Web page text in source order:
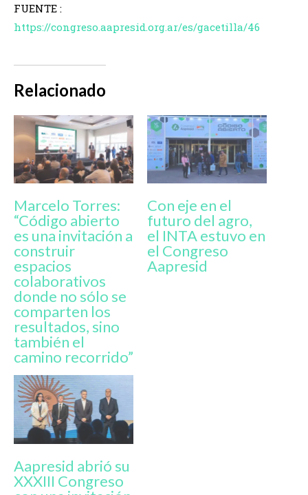
FUENTE :
https://congreso.aapresid.org.ar/es/gacetilla/46
Relacionado
Marcelo Torres:
“Código abierto
es una invitación a
construir
espacios
colaborativos
donde no sólo se
comparten los
resultados, sino
también el
camino recorrido”
Con eje en el
futuro del agro,
el INTA estuvo en
el Congreso
Aapresid
Aapresid abrió su
XXXIII Congreso